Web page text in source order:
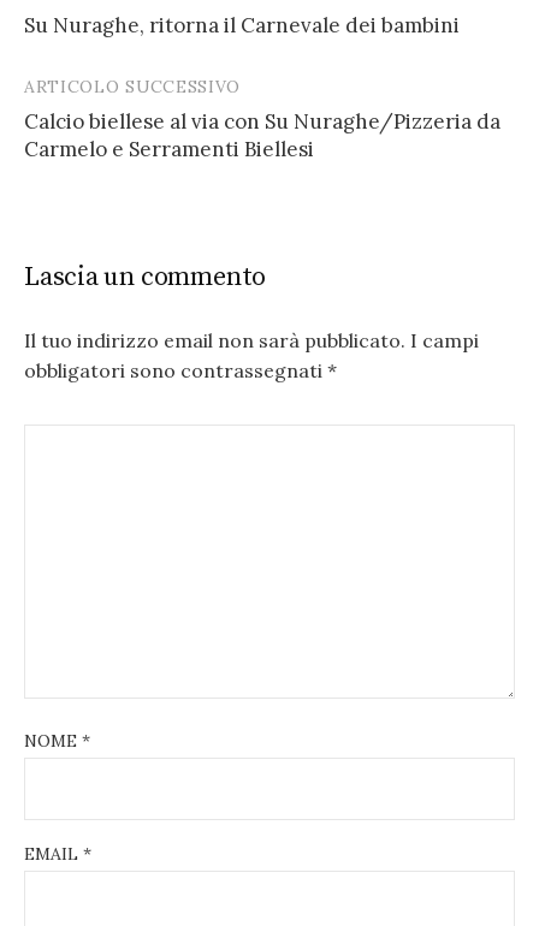
navigation
Su Nuraghe, ritorna il Carnevale dei bambini
ARTICOLO SUCCESSIVO
Calcio biellese al via con Su Nuraghe/Pizzeria da
Carmelo e Serramenti Biellesi
Lascia un commento
Il tuo indirizzo email non sarà pubblicato. I campi
obbligatori sono contrassegnati *
NOME *
EMAIL *